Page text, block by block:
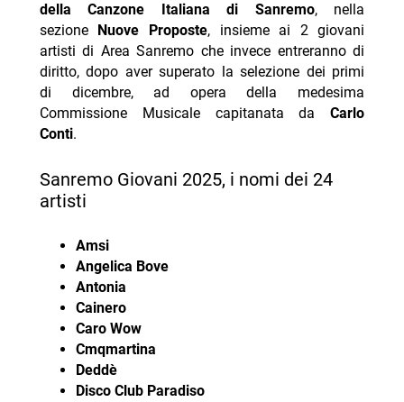
della Canzone Italiana di Sanremo, nella
sezione
Nuove Proposte, insieme ai 2 giovani
artisti di Area Sanremo che invece entreranno di
diritto, dopo aver superato la selezione dei primi
di dicembre, ad opera della medesima
Commissione Musicale capitanata daCarlo
Conti.
Sanremo Giovani 2025, i nomi dei 24
artisti
Amsi
Angelica Bove
Antonia
Cainero
Caro Wow
Cmqmartina
Deddè
Disco Club Paradiso